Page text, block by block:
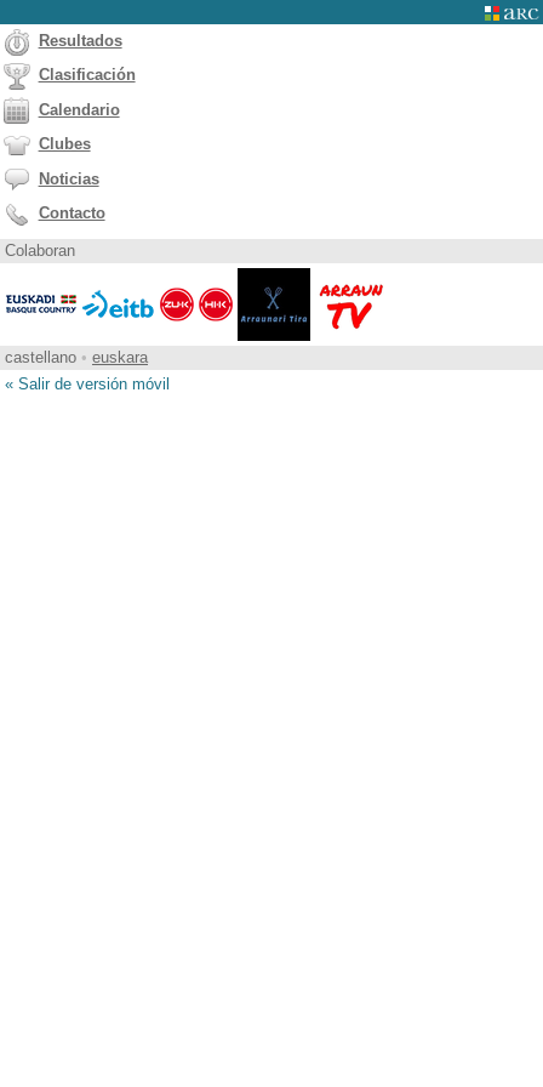
Resultados
Clasificación
Calendario
Clubes
Noticias
Contacto
Colaboran
castellano • euskara
« Salir de versión móvil